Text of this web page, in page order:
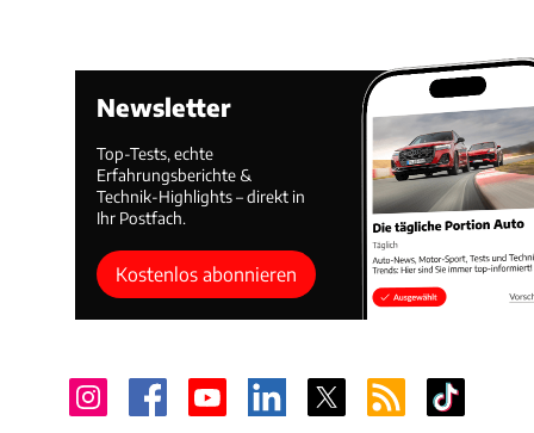
Newsletter
Top-Tests, echte
Erfahrungsberichte &
Technik-Highlights – direkt in
Ihr Postfach.
Kostenlos abonnieren